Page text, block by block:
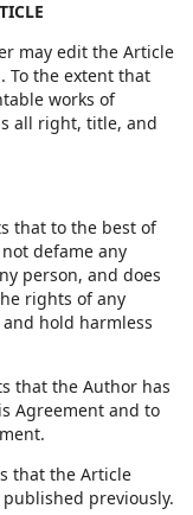
may edit the Article
To the extent that
works of
all right, title, and
that to the best of
defame any
person, and does
rights of any
hold harmless
that the Author has
Agreement and to
that the Article
previously.